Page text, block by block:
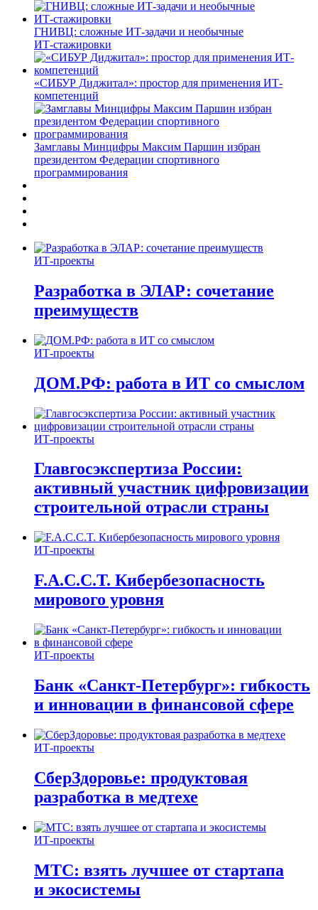
ГНИВЦ: сложные ИТ‑задачи и необычные
ИТ‑стажировки
«СИБУР Диджитал»: простор для применения ИТ-
компетенций
Замглавы Минцифры Максим Паршин избран
президентом Федерации спортивного
программирования
ИТ-проекты
Разработка в ЭЛАР: сочетание
преимуществ
ИТ-проекты
ДОМ.РФ: работа в ИТ со смыслом
ИТ-проекты
Главгосэкспертиза России:
активный участник цифровизации
строительной отрасли страны
ИТ-проекты
F.A.C.C.T. Кибербезопасность
мирового уровня
ИТ-проекты
Банк «Санкт-Петербург»: гибкость
и инновации в финансовой сфере
ИТ-проекты
СберЗдоровье: продуктовая
разработка в медтехе
ИТ-проекты
МТС: взять лучшее от стартапа
и экосистемы